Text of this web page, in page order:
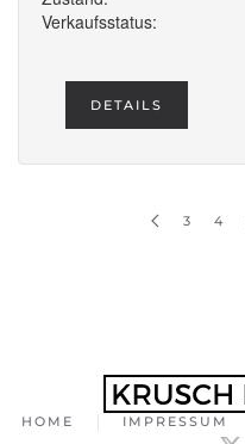
Verkaufsstatus:
DETAILS
3 4
HOME IMPRESSUM